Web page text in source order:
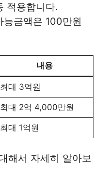
적용합니다.
능금액은 100만원
내용
최대 3억원
최대 2억 4,000만원
최대 1억원
해서 자세히 알아보